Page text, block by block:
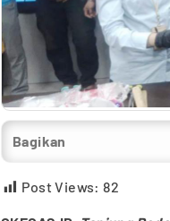
Bagikan
Post Views: 82